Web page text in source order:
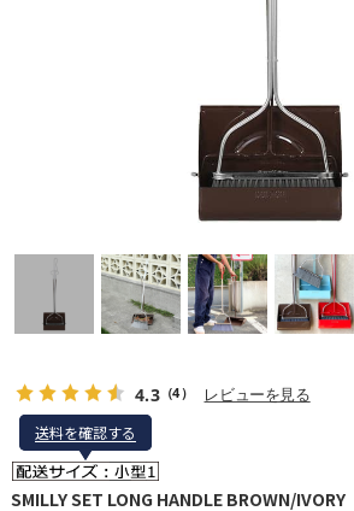
4.3（4） レビューを見る
送料を確認する
送料を確認する
SMILLY SET LONG HANDLE BROWN/IVORY